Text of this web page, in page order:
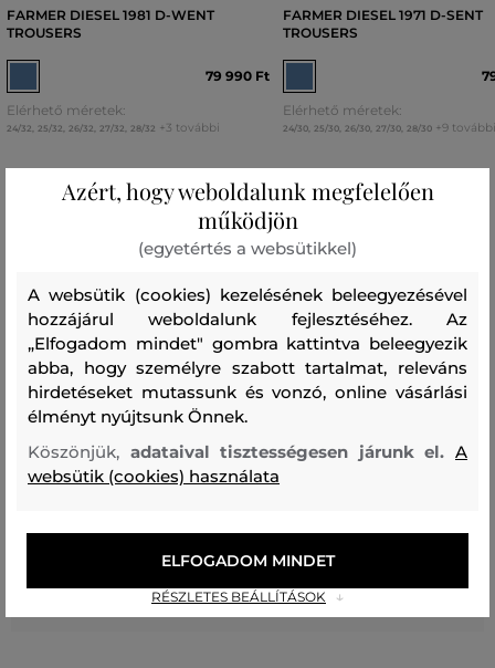
FARMER DIESEL 1981 D-WENT
TROUSERS
79 990 Ft
Elérhető méretek:
24/32 25/32 26/32 27/32 28/32 +3 további
FARMER DIESEL 1971 D-SENT
TROUSERS
Elérhető méretek:
24/30 25/30 26/30 27/30 28/30 +9
Recenziók
ÜGYFELEINKNEK ÁLTAL ÉRTÉKELT MÉRETEK
A méret sokkal kisebb, mint amit
viselek
A méret egy kicsit kisebb, mint
amit viselek
A méret megegyezik az általam
szokásosan viselt mérettel
0
0
Azért, hogy weboldalunk megfelelően
működjön
(egyetértés a websütikkel)
A websütik (cookies) kezelésének beleegyezésével
hozzájárul weboldalunk fejlesztéséhez. Az
„Elfogadom mindet" gombra kattintva beleegyezik
abba, hogy személyre szabott tartalmat, releváns
hirdetéseket mutassunk és vonzó, online vásárlási
élményt nyújtsunk Önnek.
Köszönjük, adataival tisztességesen járunk el.A
websütik (cookies) használata
RÉSZLETES BEÁLLÍTÁSOK
ELFOGADOM MINDET